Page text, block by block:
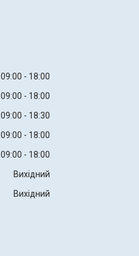
09:00
18:00
09:00
18:00
09:00
18:30
09:00
18:00
09:00
18:00
Вихідний
Вихідний